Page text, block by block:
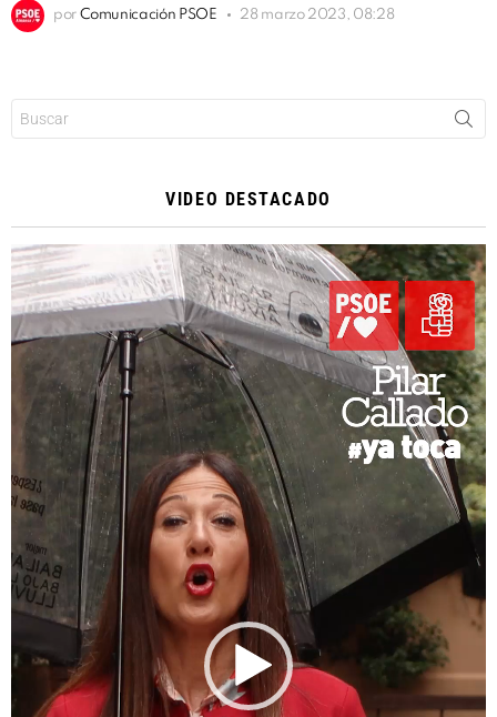
por Comunicación PSOE 28 marzo 2023, 08:28
VIDEO DESTACADO
Reproductor
de
vídeo